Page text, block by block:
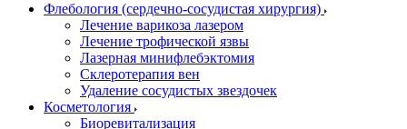
Флебология (сердечно-сосудистая хирургия)
Лечение варикоза лазером
Лечение трофической язвы
Лазерная минифлебэктомия
Cклеротерапия вен
Удаление сосудистых звездочек
Косметология
Биоревитализация